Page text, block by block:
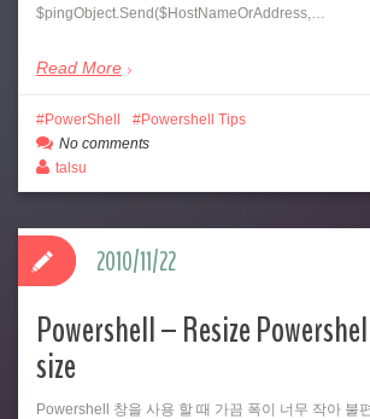
$pingObject.Send($HostNameOrAddress,…
Read More
PowerShell
Powershell Tips
No comments
talsu
Powershell – Resize
size
Powershell 창을 사용 할 때 가끔 폭이 너무 작아 불
2010/11/22